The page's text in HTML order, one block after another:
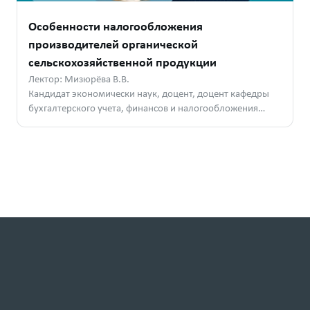
Особенности налогообложения
производителей органической
сельскохозяйственной продукции
Лектор: Мизюрёва В.В.
Кандидат экономически наук, доцент, доцент кафедры
бухгалтерского учета, финансов и налогообложения